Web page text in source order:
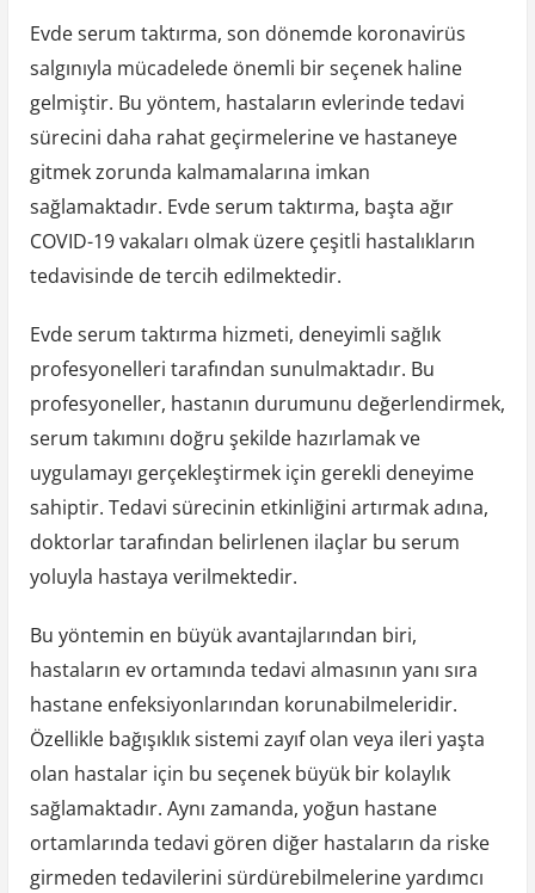
Evde serum taktırma, son dönemde koronavirüs
salgınıyla mücadelede önemli bir seçenek haline
gelmiştir. Bu yöntem, hastaların evlerinde tedavi
sürecini daha rahat geçirmelerine ve hastaneye
gitmek zorunda kalmamalarına imkan
sağlamaktadır. Evde serum taktırma, başta ağır
COVID-19 vakaları olmak üzere çeşitli hastalıkların
tedavisinde de tercih edilmektedir.
Evde serum taktırma hizmeti, deneyimli sağlık
profesyonelleri tarafından sunulmaktadır. Bu
profesyoneller, hastanın durumunu değerlendirmek,
serum takımını doğru şekilde hazırlamak ve
uygulamayı gerçekleştirmek için gerekli deneyime
sahiptir. Tedavi sürecinin etkinliğini artırmak adına,
doktorlar tarafından belirlenen ilaçlar bu serum
yoluyla hastaya verilmektedir.
Bu yöntemin en büyük avantajlarından biri,
hastaların ev ortamında tedavi almasının yanı sıra
hastane enfeksiyonlarından korunabilmeleridir.
Özellikle bağışıklık sistemi zayıf olan veya ileri yaşta
olan hastalar için bu seçenek büyük bir kolaylık
sağlamaktadır. Aynı zamanda, yoğun hastane
ortamlarında tedavi gören diğer hastaların da riske
girmeden tedavilerini sürdürebilmelerine yardımcı